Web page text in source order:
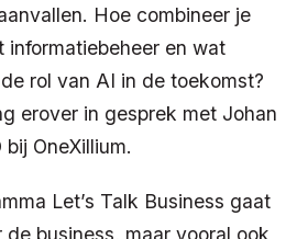
Hoe combineer je
informatiebeheer en wat
rol van AI in de toekomst?
erover in gesprek met Johan
OneXillium.
Let’s Talk Business gaat
business, maar vooral ook